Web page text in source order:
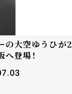
の大空ゆうひが2
登場！